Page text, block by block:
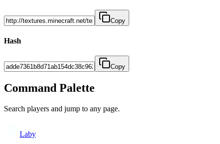
Copy
Hash
Copy
Command Palette
Search players and jump to any page.
Laby